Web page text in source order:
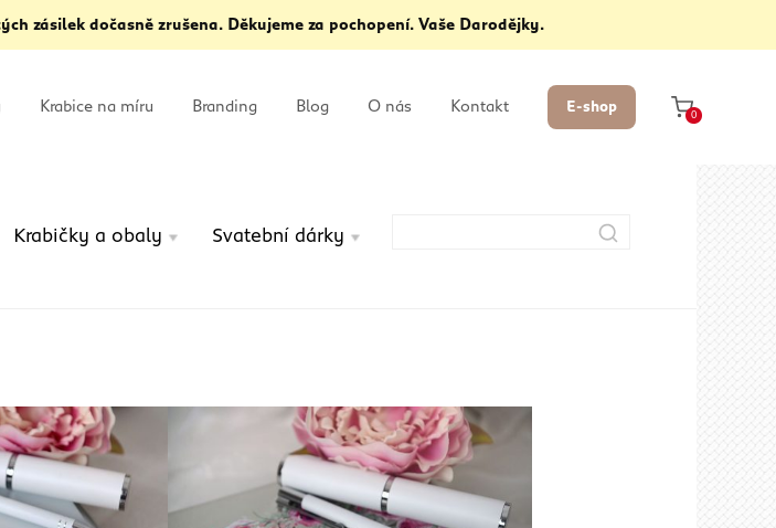
zásilek dočasně zrušena. Děkujeme za pochopení. Vaše Darodějky.
Krabice na míru Branding Blog O nás Kontakt E-shop
0
Krabičky a obaly Svatební dárky